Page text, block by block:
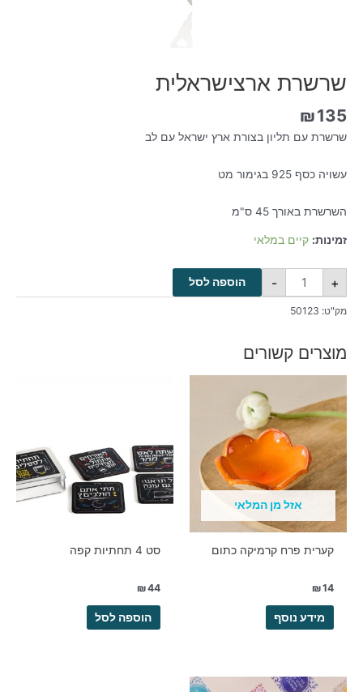
שרשרת ארצישראלית
₪135
שרשרת עם תליון בצורת ארץ ישראל עם לב
עשויה כסף 925 בגימור מט
השרשרת באורך 45 ס"מ
זמינות: קיים במלאי
- + הוספה לסל
מק"ט: 50123
מוצרים קשורים
אזל מן המלאי
קערית פרח קרמיקה כתום
₪14
מידע נוסף
סט 4 תחתיות קפה
₪44
הוספה לסל